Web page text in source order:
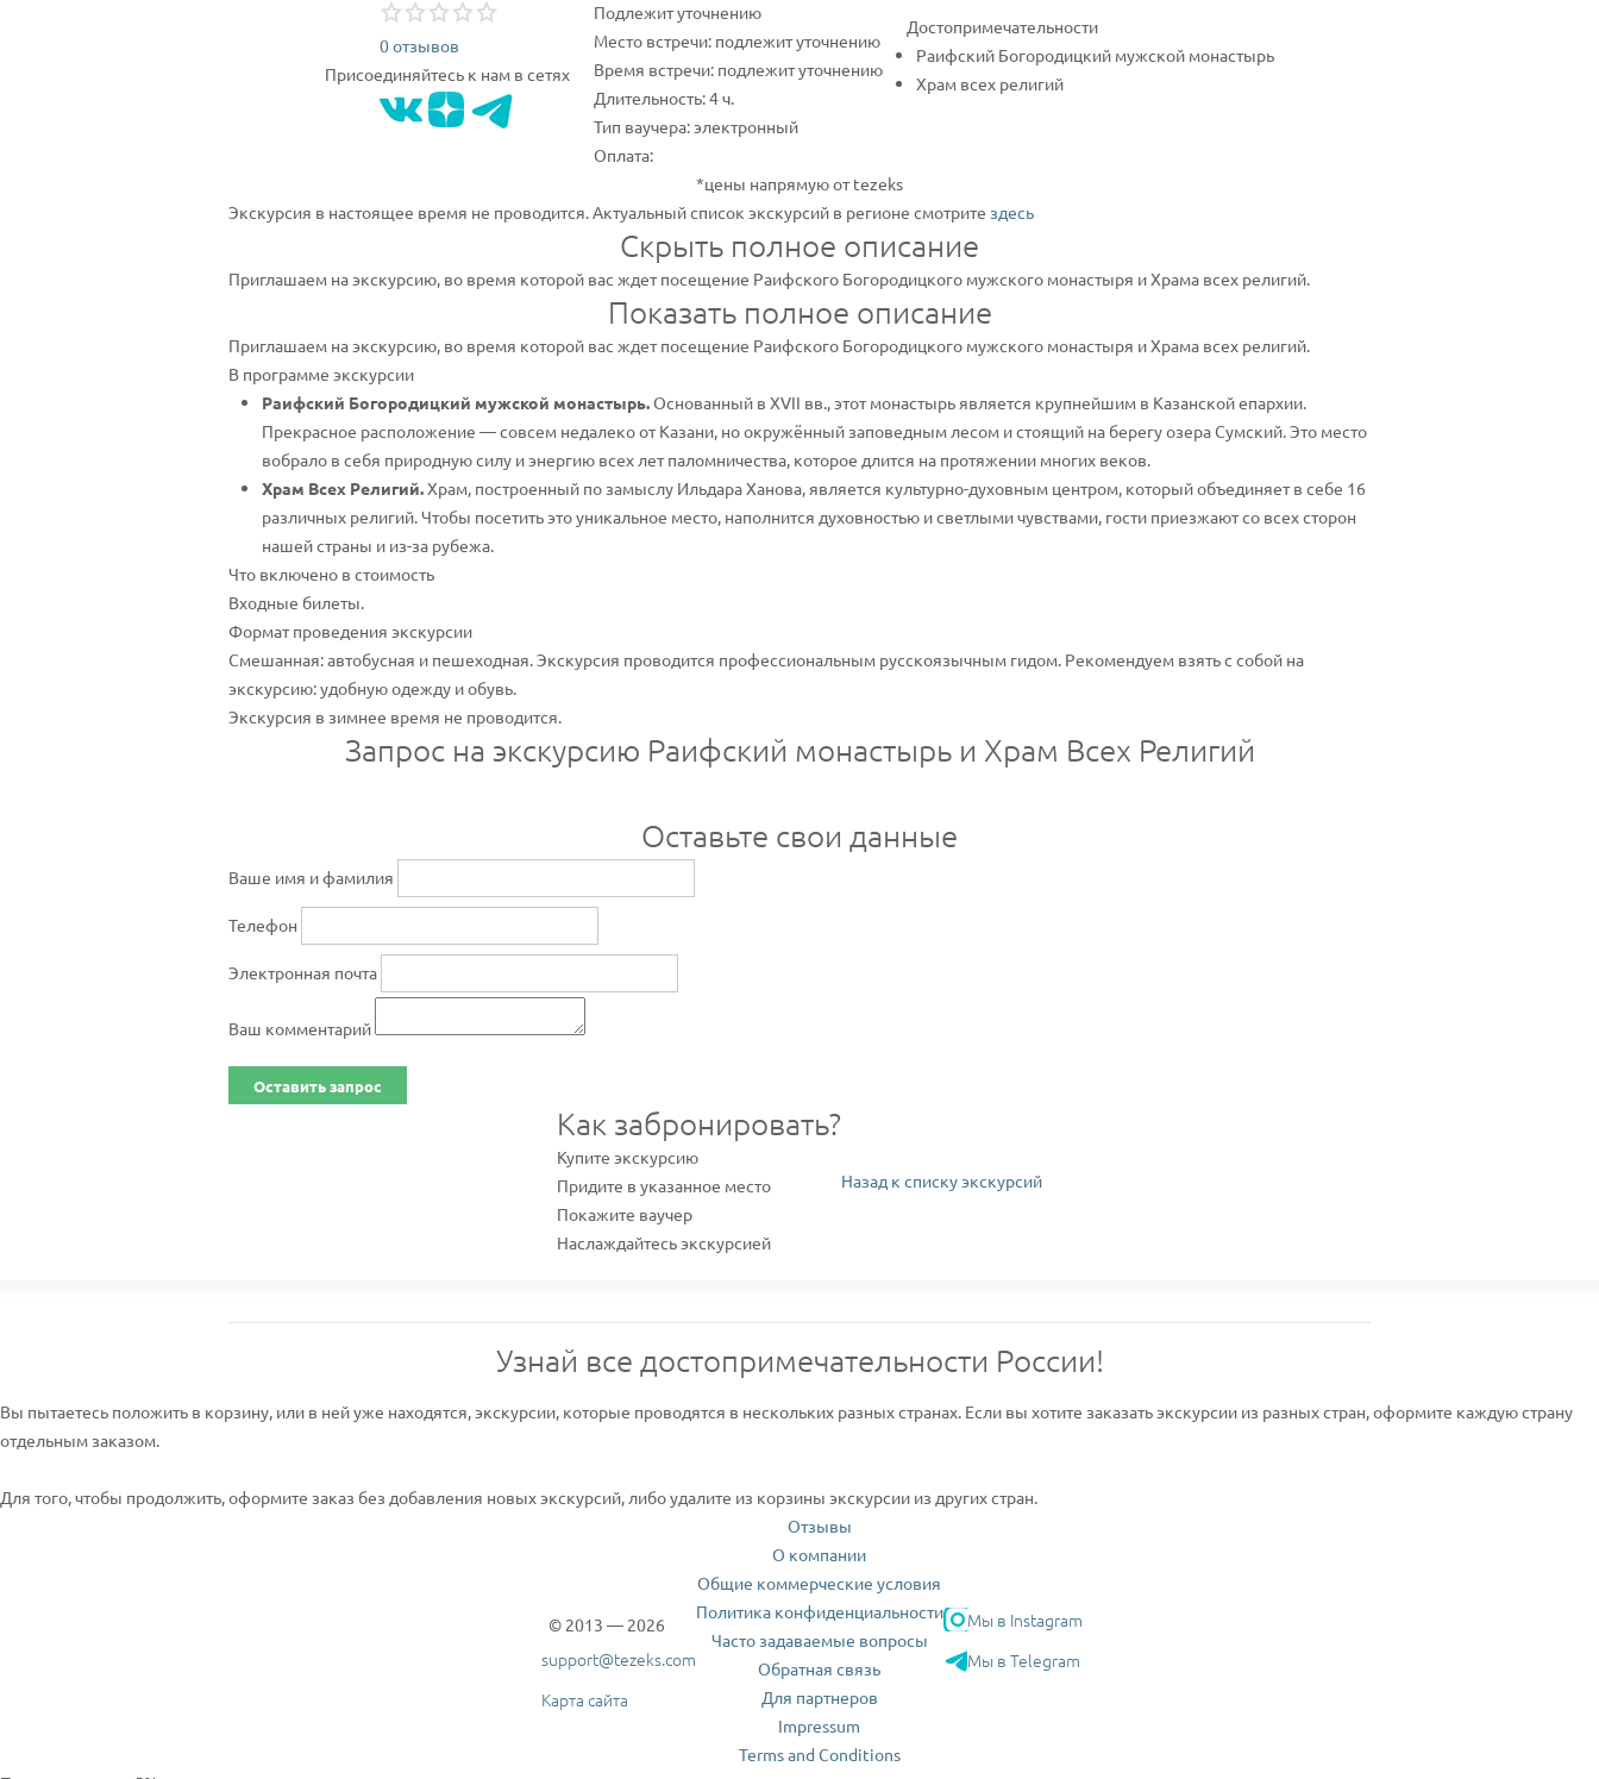
0 отзывов
Присоединяйтесь к нам в сетях
Подлежит уточнению
Место встречи: подлежит уточнению
Время встречи: подлежит уточнению
Длительность: 4 ч.
Тип ваучера: электронный
Оплата:
Достопримечательности
Раифский Богородицкий мужской монастырь
Храм всех религий
*цены напрямую от tezeks
Экскурсия в настоящее время не проводится. Актуальный список экскурсий в регионе смотрите здесь
Скрыть полное описание
Приглашаем на экскурсию, во время которой вас ждет посещение Раифского Богородицкого мужского монастыря и Храма всех религий.
Показать полное описание
Приглашаем на экскурсию, во время которой вас ждет посещение Раифского Богородицкого мужского монастыря и Храма всех религий.
В программе экскурсии
Раифский Богородицкий мужской монастырь.Основанный в XVII вв., этот монастырь является крупнейшим в Казанской епархии.
Прекрасное расположение — совсем недалеко от Казани, но окружённый заповедным лесом и стоящий на берегу озера Сумский. Это место
вобрало в себя природную силу и энергию всех лет паломничества, которое длится на протяжении многих веков.
Храм Всех Религий.Храм, построенный по замыслу Ильдара Ханова, является культурно-духовным центром, который объединяет в себе 16
различных религий. Чтобы посетить это уникальное место, наполнится духовностью и светлыми чувствами, гости приезжают со всех сторон
нашей страны и из-за рубежа.
Что включено в стоимость
Входные билеты.
Формат проведения экскурсии
Смешанная: автобусная и пешеходная. Экскурсия проводится профессиональным русскоязычным гидом. Рекомендуем взять с собой на
экскурсию: удобную одежду и обувь.
Экскурсия в зимнее время не проводится.
Запрос на экскурсию Раифский монастырь и Храм Всех Религий
Оставьте свои данные
Ваше имя и фамилия
Телефон
Электронная почта
Ваш комментарий
Оставить запрос
Как забронировать?
Купите экскурсию
Придите в указанное место
Покажите ваучер
Наслаждайтесь экскурсией
Назад к списку экскурсий
Узнай все достопримечательности России!
Вы пытаетесь положить в корзину, или в ней уже находятся, экскурсии, которые проводятся в нескольких разных странах. Если вы хотите заказать экскурсии из разных стран, оформите каждую страну
отдельным заказом.
Для того, чтобы продолжить, оформите заказ без добавления новых экскурсий, либо удалите из корзины экскурсии из других стран.
© 2013 — 2026
support@tezeks.com
Карта сайта
Отзывы
О компании
Общие коммерческие условия
Политика конфиденциальности
Часто задаваемые вопросы
Обратная связь
Для партнеров
Impressum
Terms and Conditions
Мы в Instagram
Мы в Telegram